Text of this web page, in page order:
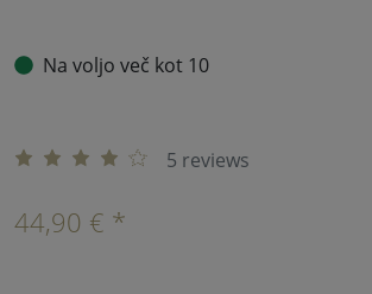
Na voljo več kot 10
5 reviews
44,90 € *